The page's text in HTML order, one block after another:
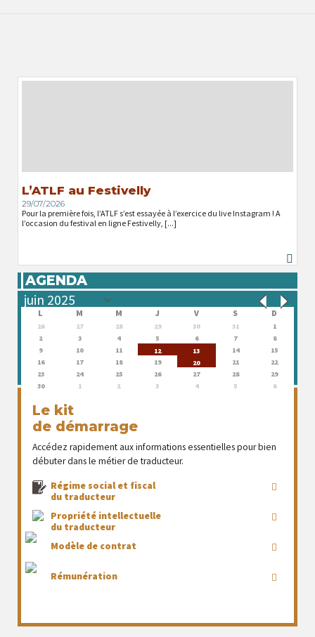
L’ATLF au Festivelly
29/07/2026
Pour la première fois, l’ATLF s’est essayée à l’exercice du live Instagram ! A
l’occasion du festival en ligne Festivelly, [...]
AGENDA
L M M J V S D
26 27 28 29 30 31
1
2
3 4 5 6 7
8
9
10 11 12 13 14
15
16
17 18 19 20 21
22
23
24 25 26 27 28
29
30
1 2 3 4 5 6
Le kit
de démarrage
Accédez rapidement aux informations essentielles pour bien
débuter dans le métier de traducteur.
Régime social et fiscal
du traducteur
Propriété intellectuelle
du traducteur
Modèle de contrat
Rémunération